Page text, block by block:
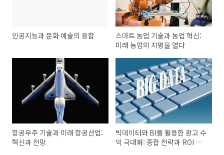
인공지능과 문화 예술의 융합
스마트 농업 기술과 농업 혁신:
미래 농업의 지평을 열다
항공우주 기술과 미래 항공산업:
혁신과 전망
빅데이터와 BI를 활용한 광고 수
익 극대화: 종합 전략과 ROI 최